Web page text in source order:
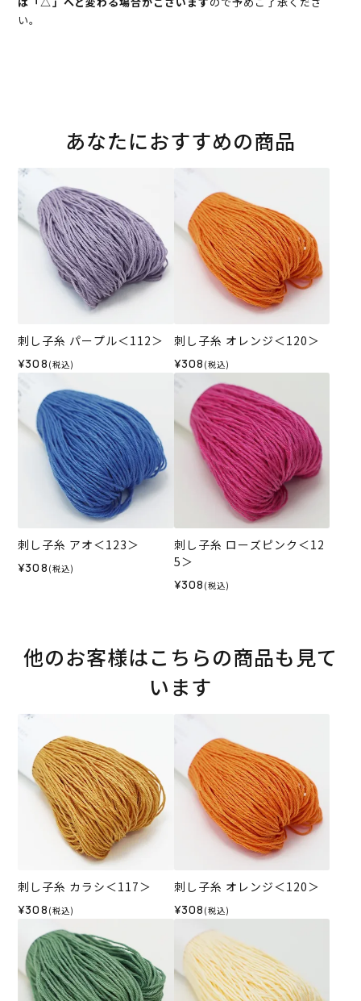
い。
あなたにおすすめの商品
刺し子糸 パープル＜112＞
¥308 (税込)
刺し子糸 オレンジ＜120＞
¥308 (税込)
刺し子糸 アオ＜123＞
¥308 (税込)
刺し子糸 ローズピンク＜12
5＞
¥308 (税込)
他のお客様はこちらの商品も見て
います
刺し子糸 カラシ＜117＞
¥308 (税込)
刺し子糸 オレンジ＜120＞
¥308 (税込)